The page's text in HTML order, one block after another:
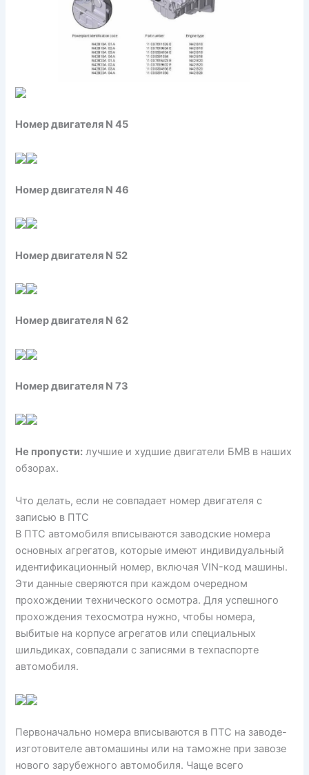
Номер двигателя N 45
Номер двигателя N 46
Номер двигателя N 52
Номер двигателя N 62
Номер двигателя N 73
Не пропусти: лучшие и худшие двигатели БМВ в наших
обзорах.
Что делать, если не совпадает номер двигателя с
записью в ПТС
В ПТС автомобиля вписываются заводские номера
основных агрегатов, которые имеют индивидуальный
идентификационный номер, включая VIN-код машины.
Эти данные сверяются при каждом очередном
прохождении технического осмотра. Для успешного
прохождения техосмотра нужно, чтобы номера,
выбитые на корпусе агрегатов или специальных
шильдиках, совпадали с записями в техпаспорте
автомобиля.
Первоначально номера вписываются в ПТС на заводе-
изготовителе автомашины или на таможне при завозе
нового зарубежного автомобиля. Чаще всего